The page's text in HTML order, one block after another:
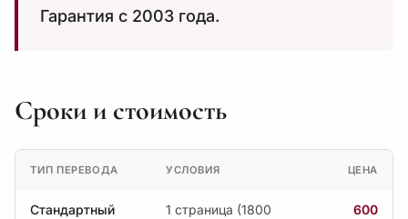
Гарантия с 2003 года.
Сроки и стоимость
ТИП ПЕРЕВОДА УСЛОВИЯ ЦЕНА
Стандартный
1 страница (1800
600